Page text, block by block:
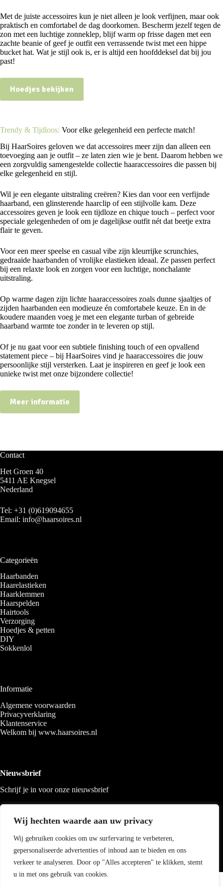
Wij hechten waarde aan uw privacy
Wij gebruiken cookies om uw surfervaring te verbeteren,
gepersonaliseerde advertenties of inhoud aan te bieden en ons
verkeer te analyseren. Door op "Alles accepteren" te klikken, stemt
u in met ons gebruik van cookies.
Met de juiste accessoires kun je niet alleen je look verfijnen, maar ook
praktisch en comfortabel de dag doorkomen. Bescherm jezelf tegen de
zon met een luchtige zonneklep, blijf warm op frisse dagen met een
zachte beanie of geef je outfit een verrassende twist met een hippe
bucket hat. Wat je stijl ook is, er is altijd een hoofddeksel dat bij jou
past!
Hoedjes bekijken
Trendy & Tijdloos: Voor elke gelegenheid een perfecte match!
Bij HaarSoires geloven we dat accessoires meer zijn dan alleen een
toevoeging aan je outfit – ze laten zien wie je bent. Daarom hebben we
een zorgvuldig samengestelde collectie haaraccessoires die passen bij
elke gelegenheid en stijl.
Wil je een elegante uitstraling creëren? Kies dan voor een verfijnde
haarband, een glinsterende haarclip of een stijlvolle kam. Deze
accessoires geven je look een tijdloze en chique touch – perfect voor
speciale gelegenheden of om je dagelijkse outfit nét dat beetje extra
flair te geven.
Voor een meer speelse en casual vibe zijn kleurrijke scrunchies,
gedraaide haarbanden of vrolijke elastieken ideaal. Ze passen perfect
bij een relaxte look en zorgen voor een luchtige, nonchalante
uitstraling.
Op warme dagen zijn lichte haaraccessoires zoals dunne sjaaltjes of
zijden haarbanden een modieuze én comfortabele keuze. En in de
koudere maanden voeg je met een elegante turban of gebreide
haarband warmte toe zonder in te leveren op stijl.
Of je nu gaat voor een subtiele finishing touch of een opvallend
statement piece – bij HaarSoires vind je haaraccessoires die jouw
persoonlijke stijl versterken. Laat je inspireren en geef je look een
unieke twist met onze bijzondere collectie!
Meer informatie
Contact
Het Groen 40
5411 AE Knegsel
Nederland
Tel: +31 (0)619094655
Email: info@haarsoires.nl
Categorieën
Haarbanden
Haarelastieken
Haarklemmen
Haarspelden
Hairtools
Verzorging
Hoedjes & petten
DIY
Sokkenlol
Informatie
Algemene voorwaarden
Privacyverklaring
Klantenservice
Welkom bij www.haarsoires.nl
Nieuwsbrief
Schrijf je in voor onze nieuwsbrief
Copyright 2026 Haarsoires